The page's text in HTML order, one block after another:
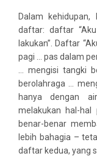
Dalam
daftar: daftar
lakukan”. Daftar
pagi … pas dalam
… mengisi tangki
berolahraga …
hanya dengan
melakukan hal-
benar-benar
lebih bahagia –
daftar kedua, yang